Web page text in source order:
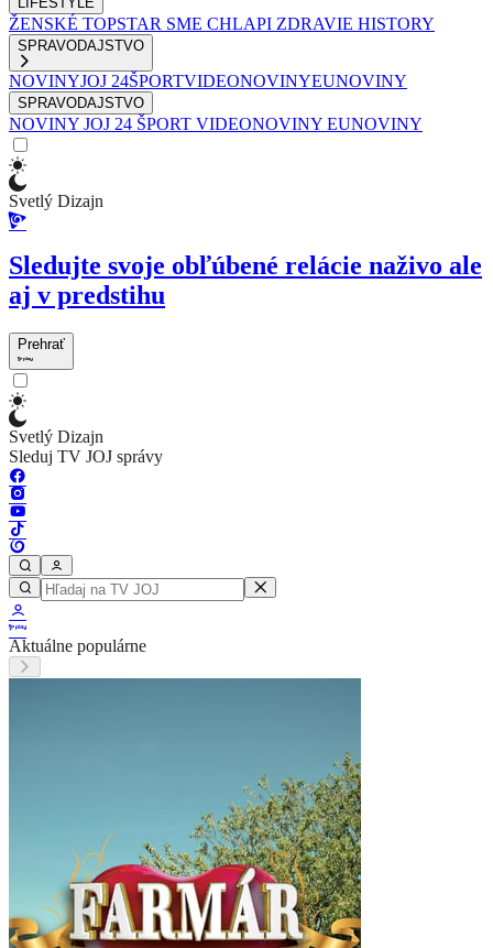
ŽENSKÉ TOPSTAR SME CHLAPI ZDRAVIE HISTORY
SPRAVODAJSTVO
NOVINYJOJ 24ŠPORTVIDEONOVINYEUNOVINY
SPRAVODAJSTVO
NOVINY JOJ 24 ŠPORT VIDEONOVINY EUNOVINY
Svetlý Dizajn
Sledujte svoje obľúbené relácie naživo ale
aj v predstihu
Prehrať
Svetlý Dizajn
Sleduj TV JOJ správy
Aktuálne populárne